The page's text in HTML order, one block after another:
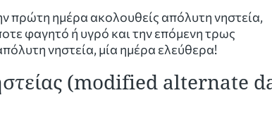
πρώτη ημέρα ακολουθείς απόλυτη νηστεία,
φαγητό ή υγρό και την επόμενη τρως
νηστεία, μία ημέρα ελεύθερα!
(modified alternate